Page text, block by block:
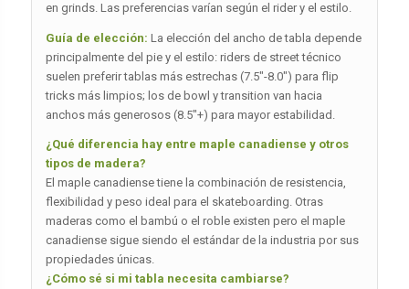
en grinds. Las preferencias varían según el rider y el estilo.
Guía de elección: La elección del ancho de tabla depende
principalmente del pie y el estilo: riders de street técnico
suelen preferir tablas más estrechas (7.5″-8.0″) para flip
tricks más limpios; los de bowl y transition van hacia
anchos más generosos (8.5″+) para mayor estabilidad.
¿Qué diferencia hay entre maple canadiense y otros
tipos de madera?
El maple canadiense tiene la combinación de resistencia,
flexibilidad y peso ideal para el skateboarding. Otras
maderas como el bambú o el roble existen pero el maple
canadiense sigue siendo el estándar de la industria por sus
propiedades únicas.
¿Cómo sé si mi tabla necesita cambiarse?